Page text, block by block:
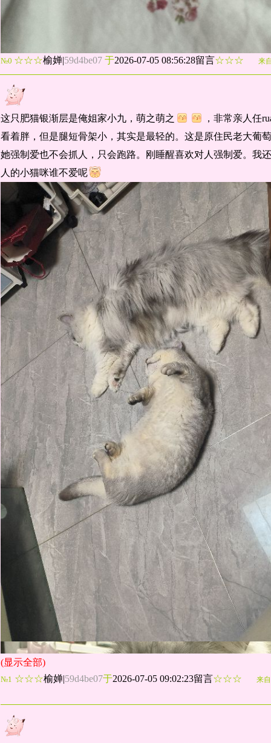
№0 ☆☆☆榆婵|59d4be07 于2026-07-05 08:56:28留言☆☆☆ 来
这只肥猫银渐层是俺姐家小九，萌之萌之
，非常亲人任
看着胖，但是腿短骨架小，其实是最轻的。这是原住民老大葡
她强制爱也不会抓人，只会跑路。刚睡醒喜欢对人强制爱。我
人的小猫咪谁不爱呢
(显示全部)
№1 ☆☆☆榆婵|59d4be07于2026-07-05 09:02:23留言☆☆☆ 来